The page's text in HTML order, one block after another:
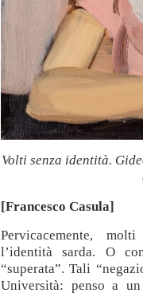
Volti senza identità.
[Francesco Casula]
Pervicacemente,
l’identità sarda. O
“superata”. Tali
Università: penso a